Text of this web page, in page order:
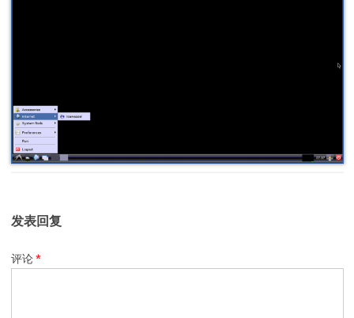
发表回复
评论*